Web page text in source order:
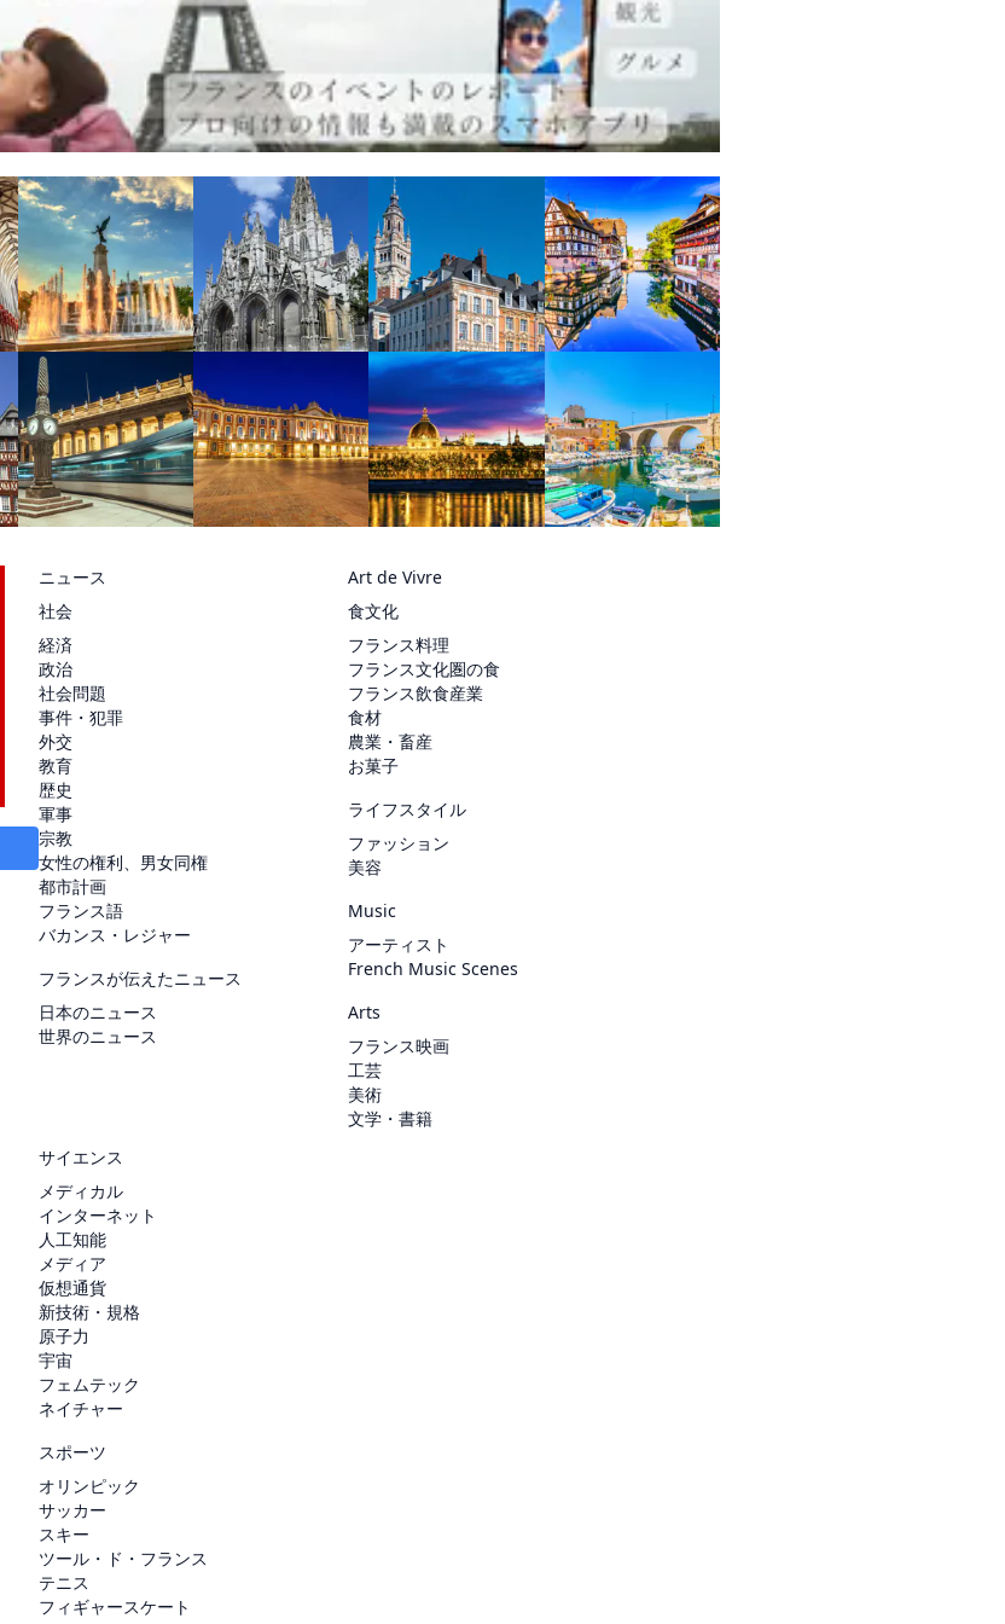
ニュース
社会
経済
政治
社会問題
事件・犯罪
外交
教育
歴史
軍事
宗教
女性の権利、男女同権
都市計画
フランス語
バカンス・レジャー
フランスが伝えたニュース
日本のニュース
世界のニュース
Art de Vivre
食文化
フランス料理
フランス文化圏の食
フランス飲食産業
食材
農業・畜産
お菓子
ライフスタイル
ファッション
美容
Music
アーティスト
French Music Scenes
Arts
フランス映画
工芸
美術
文学・書籍
サイエンス
メディカル
インターネット
人工知能
メディア
仮想通貨
新技術・規格
原子力
宇宙
フェムテック
ネイチャー
スポーツ
オリンピック
サッカー
スキー
ツール・ド・フランス
テニス
フィギャースケート